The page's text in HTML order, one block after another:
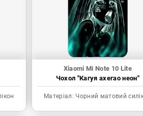
Xiaomi Mi Note 10 Lite
Чохол "Кагуя ахегао неон"
Матеріал: Чорний матовий